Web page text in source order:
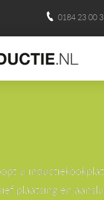
0184 23 00
u
plaatsing en